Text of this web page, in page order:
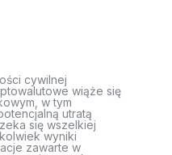
cywilnej
wiąże się
w tym
utratą
się wszelkiej
wyniki
zawarte w